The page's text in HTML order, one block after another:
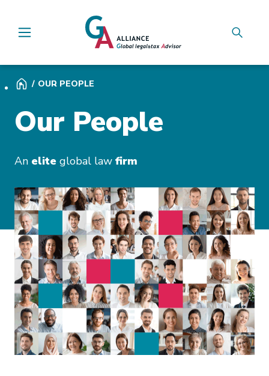
Main Navigation
OUR PEOPLE
Our People
An elite global law firm